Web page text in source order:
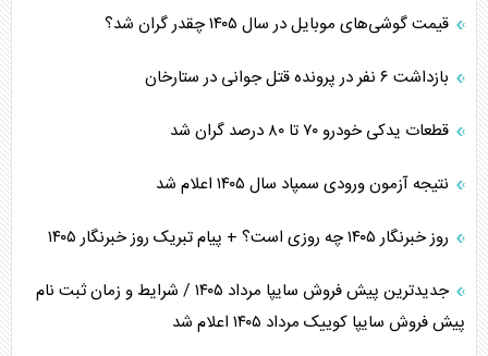
قیمت گوشی‌های موبایل در سال ۱۴۰۵ چقدر گران شد؟
بازداشت ۶ نفر در پرونده قتل جوانی در ستارخان
قطعات یدکی خودرو ۷۰ تا ۸۰ درصد گران شد
نتیجه آزمون ورودی سمپاد سال ۱۴۰۵ اعلام شد
روز خبرنگار ۱۴۰۵ چه روزی است؟ + پیام تبریک روز خبرنگار ۱۴۰۵
جدیدترین پیش فروش سایپا مرداد ۱۴۰۵ / شرایط و زمان ثبت نام
پیش فروش سایپا کوییک مرداد ۱۴۰۵ اعلام شد